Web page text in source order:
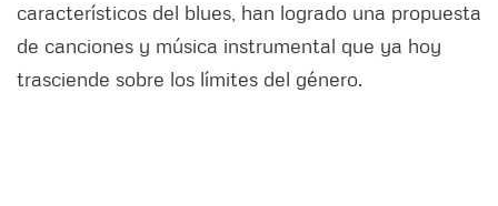
característicos del blues, han logrado una propuesta
de canciones y música instrumental que ya hoy
trasciende sobre los límites del género.